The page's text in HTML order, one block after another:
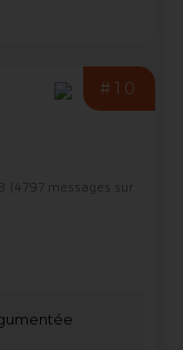
#10
(4797 messages sur